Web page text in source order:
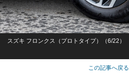
スズキ フロンクス（プロトタイプ）（6/22）
この記事へ戻る